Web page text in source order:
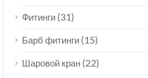
Фитинги (31)
Барб фитинги (15)
Шаровой кран (22)